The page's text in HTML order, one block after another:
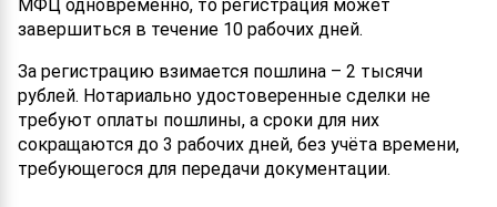
МФЦ одновременно, то регистрация может
завершиться в течение 10 рабочих дней.
За регистрацию взимается пошлина – 2 тысячи
рублей. Нотариально удостоверенные сделки не
требуют оплаты пошлины, а сроки для них
сокращаются до 3 рабочих дней, без учёта времени,
требующегося для передачи документации.